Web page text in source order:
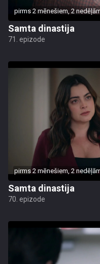
pirms 2 mēnešiem, 2
Samta dinastija
71. epizode
pirms 2 mēnešiem, 2
Samta dinastija
70. epizode